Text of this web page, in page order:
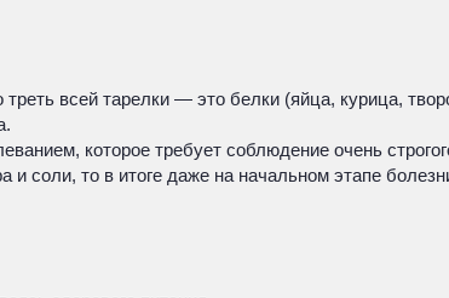
всей тарелки — это белки (яйца, курица,
которое требует соблюдение очень
и соли, то в итоге даже на начальном этапе